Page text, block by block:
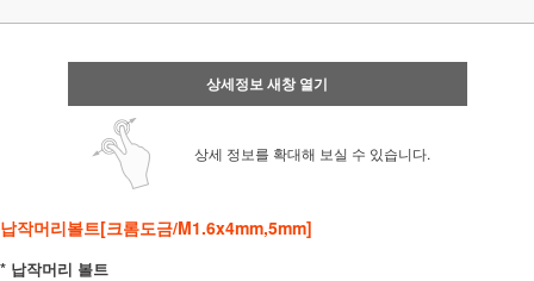
상세정보 새창 열기
상세 정보를 확대해 보실 수 있습니다.
납작머리볼트[크롬도금/M1.6x4mm,5mm]
* 납작머리 볼트